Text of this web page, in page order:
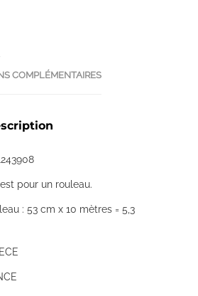
COMPLÉMENTAIRES
est pour un rouleau.
: 53 cm x 10 mètres = 5,3